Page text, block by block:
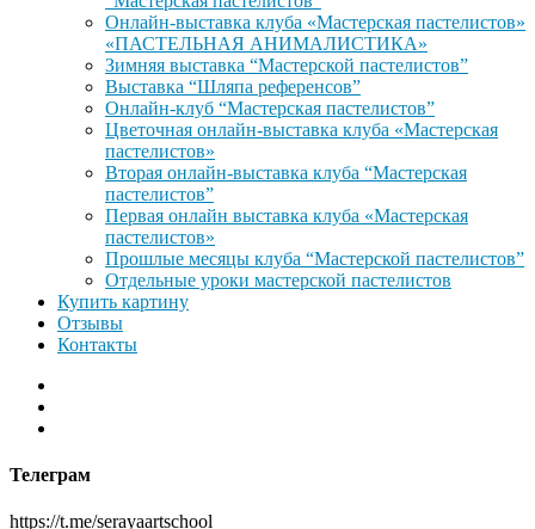
Онлайн-выставка клуба «Мастерская пастелистов»
«ПАСТЕЛЬНАЯ АНИМАЛИСТИКА»
Зимняя выставка “Мастерской пастелистов”
Выставка “Шляпа референсов”
Онлайн-клуб “Мастерская пастелистов”
Цветочная онлайн-выставка клуба «Мастерская
пастелистов»
Вторая онлайн-выставка клуба “Мастерская
пастелистов”
Первая онлайн выставка клуба «Мастерская
пастелистов»
Прошлые месяцы клуба “Мастерской пастелистов”
Отдельные уроки мастерской пастелистов
Купить картину
Отзывы
Контакты
Телеграм
https://t.me/serayaartschool